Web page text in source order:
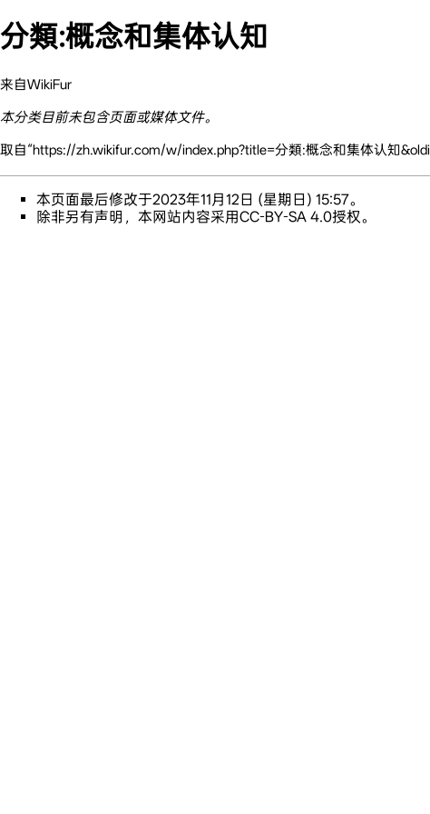
分類:概念和集体认知
来自WikiFur
本分类目前未包含页面或媒体文件。
取自“https://zh.wikifur.com/w/index.php?title=分類:概念和集体认知
本页面最后修改于2023年11月12日 (星期日) 15:57。
除非另有声明，本网站内容采用CC-BY-SA 4.0授权。